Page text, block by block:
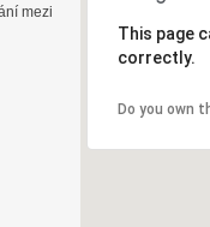
mezi
This page
correctly.
Do you own